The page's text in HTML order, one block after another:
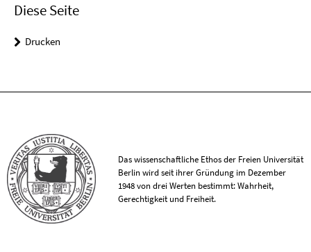
Diese Seite
Drucken
Das wissenschaftliche Ethos der Freien Universität
Berlin wird seit ihrer Gründung im Dezember
1948 von drei Werten bestimmt: Wahrheit,
Gerechtigkeit und Freiheit.